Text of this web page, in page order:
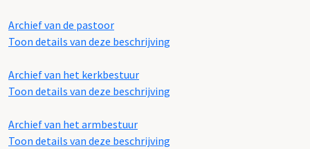
Archief van de pastoor
Toon details van deze beschrijving
Archief van het kerkbestuur
Toon details van deze beschrijving
Archief van het armbestuur
Toon details van deze beschrijving